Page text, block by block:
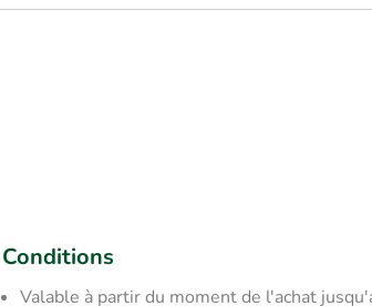
Conditions
Valable à partir du moment de l'achat